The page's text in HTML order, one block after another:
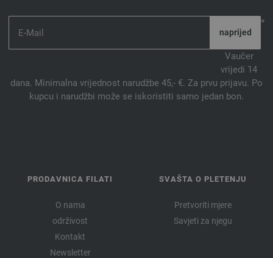
*
Vaučer
vrijedi 14
dana. Minimalna vrijednost narudžbe 45,- €. Za prvu prijavu. Po
kupcu i narudžbi može se iskoristiti samo jedan bon.
PRODAVNICA FILATI
O nama
održivost
Kontakt
Newsletter
SVAŠTA O PLETENJU
Pretvoriti mjere
Savjeti za njegu